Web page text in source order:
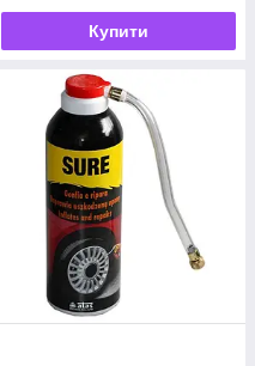
Купити